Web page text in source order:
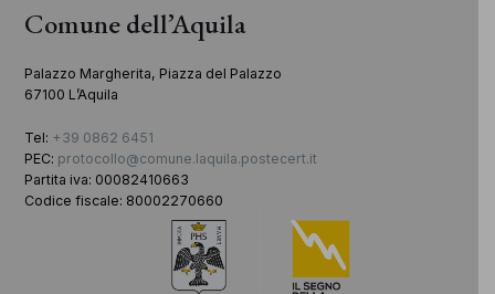
Comune dell’Aquila
Palazzo Margherita, Piazza del Palazzo
67100 L’Aquila
Tel: +39 0862 6451
PEC: protocollo@comune.laquila.postecert.it
Partita iva: 00082410663
Codice fiscale: 80002270660